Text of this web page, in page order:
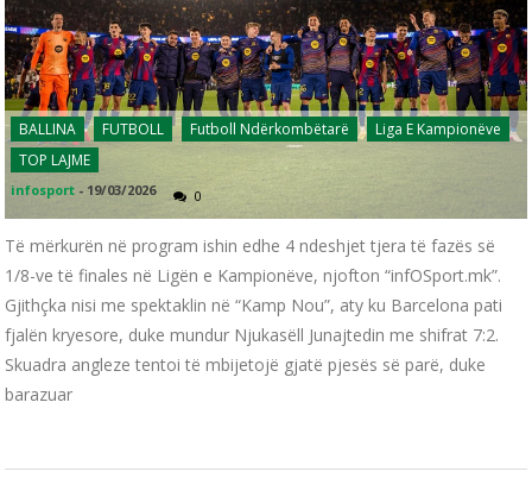
BALLINA FUTBOLL Futboll Ndërkombëtarë
Liga E Kampionëve
TOP LAJME
infosport - 19/03/2026 0
Të mërkurën në program ishin edhe 4 ndeshjet tjera të fazës së
1/8-ve të finales në Ligën e Kampionëve, njofton “infOSport.mk”.
Gjithçka nisi me spektaklin në “Kamp Nou”, aty ku Barcelona pati
fjalën kryesore, duke mundur Njukasëll Junajtedin me shifrat 7:2.
Skuadra angleze tentoi të mbijetojë gjatë pjesës së parë, duke
barazuar